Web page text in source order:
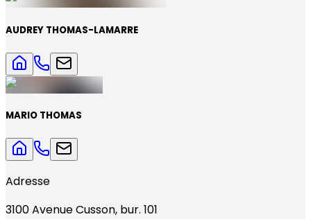
AUDREY THOMAS-LAMARRE
MARIO THOMAS
Adresse
3100Avenue Cusson, bur. 101